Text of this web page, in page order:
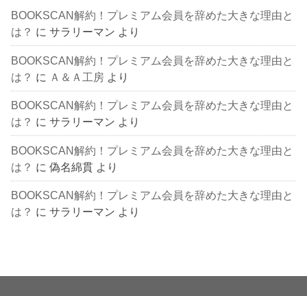
BOOKSCAN解約！プレミアム会員を辞めた大きな理由と
は？ にサラリーマン より
BOOKSCAN解約！プレミアム会員を辞めた大きな理由と
は？ に Ａ＆Ａ工房 より
BOOKSCAN解約！プレミアム会員を辞めた大きな理由と
は？ にサラリーマン より
BOOKSCAN解約！プレミアム会員を辞めた大きな理由と
は？ に偽名綿貫 より
BOOKSCAN解約！プレミアム会員を辞めた大きな理由と
は？ にサラリーマン より